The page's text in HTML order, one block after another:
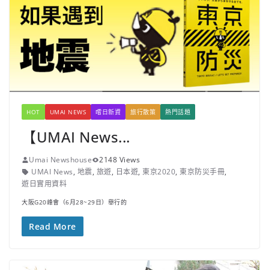
HOT UMAI NEWS 嚐日新資 旅行散策 熱門話題
【UMAI News...
Umai Newshouse
2148 Views
UMAI News, 地震, 旅遊, 日本遊, 東京2020, 東京防災手冊,
遊日實用資料
大阪G20峰會（6月28~29日）舉行的
Read More